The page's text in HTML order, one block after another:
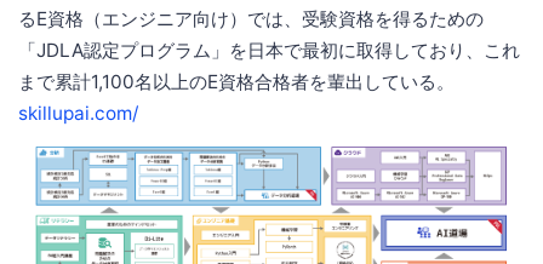
るE資格（エンジニア向け）では、受験資格を得るための
「JDLA認定プログラム」を日本で最初に取得しており、これ
まで累計1,100名以上のE資格合格者を輩出している。
skillupai.com/